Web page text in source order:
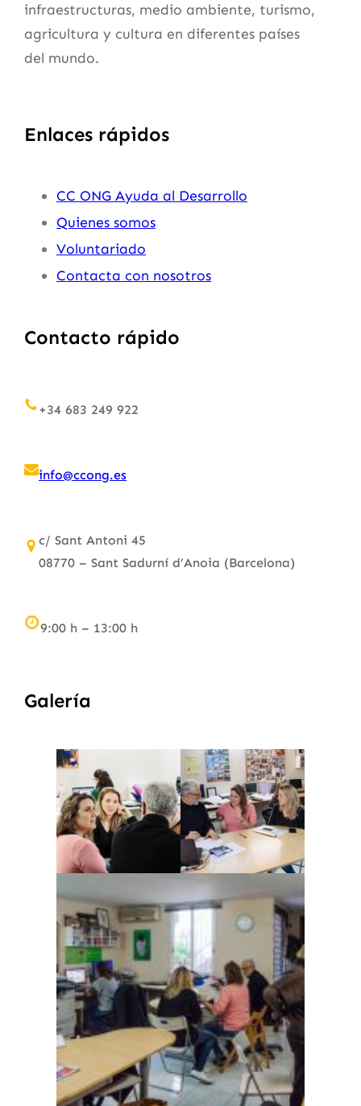
infraestructuras, medio ambiente, turismo,
agricultura y cultura en diferentes países
del mundo.
Enlaces rápidos
CC ONG Ayuda al Desarrollo
Quienes somos
Voluntariado
Contacta con nosotros
Contacto rápido
+34 683 249 922
info@ccong.es
c/ Sant Antoni 45
08770 – Sant Sadurní d’Anoia (Barcelona)
9:00 h – 13:00 h
Galería